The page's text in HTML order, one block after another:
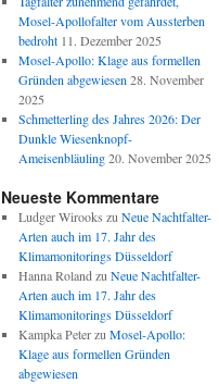
Mosel-Apollofalter vom Aussterben
bedroht 11. Dezember 2025
Mosel-Apollo: Klage aus formellen
Gründen abgewiesen 28. November
2025
Schmetterling des Jahres 2026: Der
Dunkle Wiesenknopf-
Ameisenbläuling 20. November 2025
Neueste Kommentare
Ludger Wirooks zu Neue Nachtfalter-
Arten auch im 17. Jahr des
Klimamonitorings Düsseldorf
Hanna Roland zu Neue Nachtfalter-
Arten auch im 17. Jahr des
Klimamonitorings Düsseldorf
Kampka Peterzu Mosel-Apollo:
Klage aus formellen Gründen
abgewiesen